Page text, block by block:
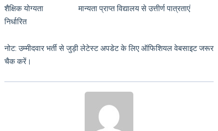
शैक्षिक योग्यता मान्यता प्राप्त विद्यालय से उत्तीर्ण पात्रताएं
निर्धारित
नोट: उम्मीदवार भर्ती से जुड़ी लेटेस्ट अपडेट के लिए ऑफिशियल वेबसाइट जरूर
चैक करें।